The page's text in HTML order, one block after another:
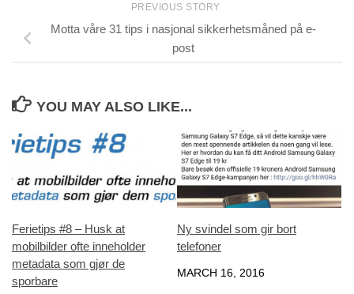
PREVIOUS STORY
Motta våre 31 tips i nasjonal sikkerhetsmåned på e-
post
YOU MAY ALSO LIKE...
Ferietips #8 – Husk at
mobilbilder ofte inneholder
metadata som gjør de
sporbare
Ny svindel som gir bort
telefoner
MARCH 16, 2016